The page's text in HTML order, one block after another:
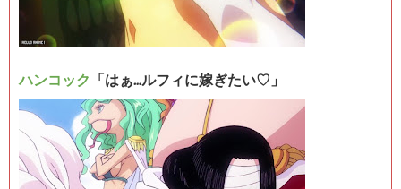
ハンコック 「はぁ…ルフィに嫁ぎたい♡」